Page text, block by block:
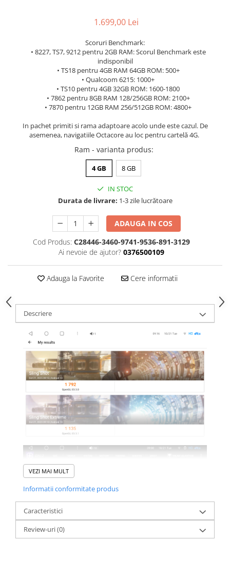
1.699,00 Lei
Scoruri Benchmark:
• 8227, TS7, 9212 pentru 2GB RAM: Scorul Benchmark este
indisponibil
• TS18 pentru 4GB RAM 64GB ROM: 500+
• Qualcoom 6215: 1000+
• TS10 pentru 4GB 32GB ROM: 1600-1800
• 7862 pentru 8GB RAM 128/256GB ROM: 2100+
• 7870 pentru 12GB RAM 256/512GB ROM: 4800+
In pachet primiti si rama adaptoare acolo unde este cazul. De
asemenea, navigatiile Octacore au loc pentru cartelă 4G.
Ram - varianta produs:
4 GB 8 GB
IN STOC
Durata de livrare: 1-3 zile lucrătoare
ADAUGA IN COS
Cod Produs: C28446-3460-9741-9536-891-3129
Ai nevoie de ajutor? 0376500109
Adauga la Favorite Cere informatii
Descriere
VEZI MAI MULT
Informatii conformitate produs
Caracteristici
Review-uri(0)